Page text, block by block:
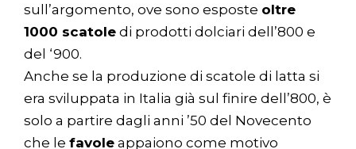
sull’argomento, ove sono esposte oltre
1000 scatole di prodotti dolciari dell’800 e
del ‘900.
Anche se la produzione di scatole di latta si
era sviluppata in Italia già sul finire dell’800, è
solo a partire dagli anni ’50 del Novecento
che le favole appaiono come motivo